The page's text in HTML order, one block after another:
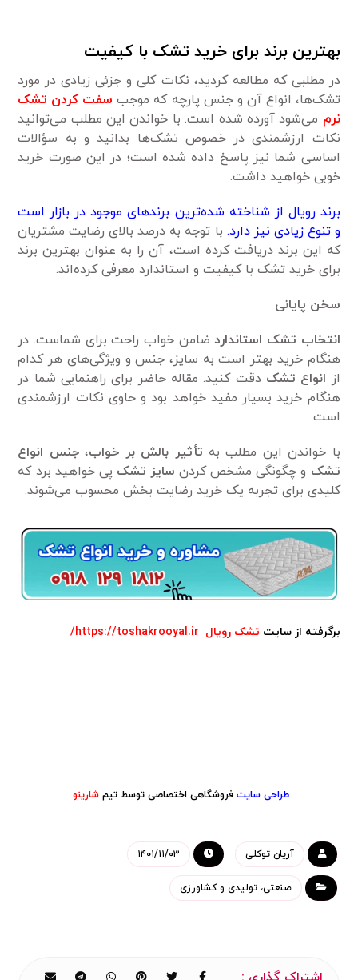
بهترین برند برای خرید تشک با کیفیت
در مطلبی که مطالعه کردید، نکات کلی و جزئی زیادی در مورد
تشک‌ها، انواع آن و جنس پارچه که موجب سفت کردن تشک
نرم می‌شود آورده شده است. با خواندن این مطلب می‌توانید
نکات ارزشمندی در خصوص تشک‌ها بدانید و به سؤالات
اساسی شما نیز پاسخ داده شده است؛ در این صورت خرید
خوبی خواهید داشت.
برند رویال از شناخته شده‌ترین برندهای موجود در بازار است
و تنوع زیادی نیز دارد. با توجه به درصد بالای رضایت مشتریان
که این برند دریافت کرده است، آن را به عنوان بهترین برند
برای خرید تشک با کیفیت و استاندارد معرفی کرده‌اند.
سخن پایانی
انتخاب تشک استاندارد ضامن خواب راحت برای شماست. در
هنگام خرید بهتر است به سایز، جنس و ویژگی‌های هر کدام
از انواع تشک دقت کنید. مقاله حاضر برای راهنمایی شما در
هنگام خرید بسیار مفید خواهد بود و حاوی نکات ارزشمندی
است.
با خواندن این مطلب به تأثیر بالش بر خواب،جنس انواع
تشک و چگونگی مشخص کردن سایز تشک پی خواهید برد که
کلیدی برای تجربه یک خرید رضایت بخش محسوب می‌شوند.
برگرفته ازسایت تشک رویال https://toshakrooyal.ir/
طراحی سایت فروشگاهی اختصاصی توسط تیم شارینو
آریان توکلی ۱۴۰۱/۱۱/۰۳
صنعتی، تولیدی و کشاورزی